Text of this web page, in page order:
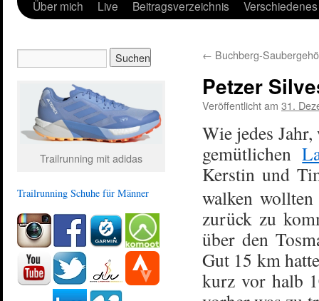
Über mich Live Beitragsverzeichnis Verschiedenes
← Buchberg-
Petzer
Veröffentlicht am 31.
Wie jedes
gemütlichen
Kerstin und
walken
zurück zu
über den
Gut 15 km
kurz vor halb
Trailrunning mit adidas
Trailrunning Schuhe für Männer